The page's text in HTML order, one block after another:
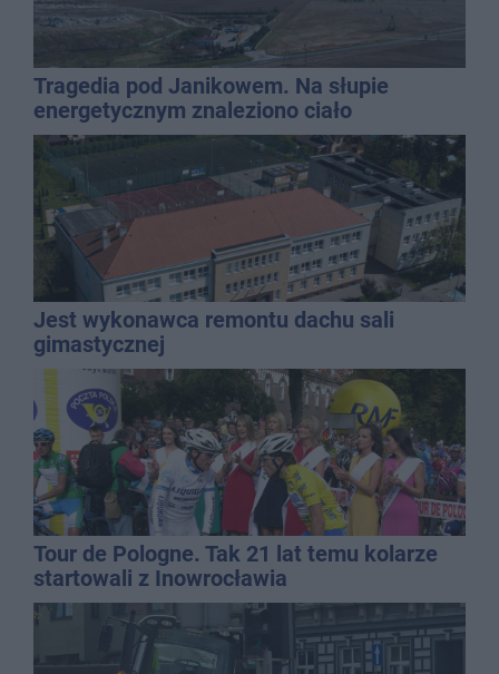
Tragedia pod Janikowem. Na słupie
energetycznym znaleziono ciało
mężczyzny
Jest wykonawca remontu dachu sali
gimastycznej
Tour de Pologne. Tak 21 lat temu kolarze
startowali z Inowrocławia